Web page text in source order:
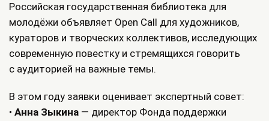
Российская государственная библиотека для
молодёжи объявляет Open Call для художников,
кураторов и творческих коллективов, исследующих
современную повестку и стремящихся говорить
с аудиторией на важные темы.
В этом году заявки оценивает экспертный совет:
• Анна Зыкина — директор Фонда поддержки